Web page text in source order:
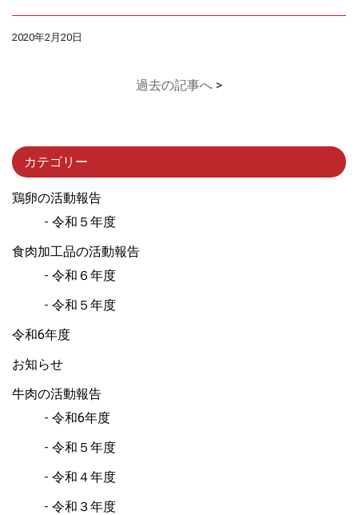
2020年2月20日
過去の記事へ >
カテゴリー
鶏卵の活動報告
令和５年度
食肉加工品の活動報告
令和６年度
令和５年度
令和6年度
お知らせ
牛肉の活動報告
令和6年度
令和５年度
令和４年度
令和３年度